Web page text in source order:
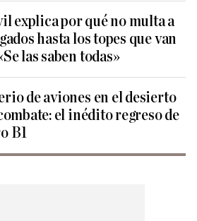
explica por qué no multa a
hasta los topes que van
las saben todas»
de aviones en el desierto
el inédito regreso de
B1